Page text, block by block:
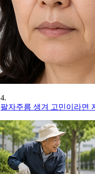
4.
팔자주름 생겨 고민이라면